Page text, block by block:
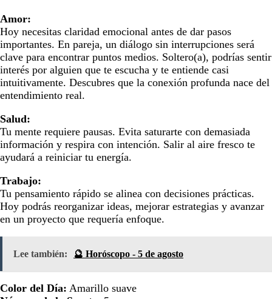
Amor:
Hoy necesitas claridad emocional antes de dar pasos
importantes. En pareja, un diálogo sin interrupciones será
clave para encontrar puntos medios. Soltero(a), podrías sentir
interés por alguien que te escucha y te entiende casi
intuitivamente. Descubres que la conexión profunda nace del
entendimiento real.
Salud:
Tu mente requiere pausas. Evita saturarte con demasiada
información y respira con intención. Salir al aire fresco te
ayudará a reiniciar tu energía.
Trabajo:
Tu pensamiento rápido se alinea con decisiones prácticas.
Hoy podrás reorganizar ideas, mejorar estrategias y avanzar
en un proyecto que requería enfoque.
Lee también: 🔮 Horóscopo - 5 de agosto
Color del Día: Amarillo suave